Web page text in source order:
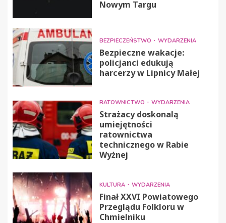
Nowym Targu
BEZPIECZEŃSTWO WYDARZENIA
Bezpieczne wakacje:
policjanci edukują
harcerzy w Lipnicy Małej
RATOWNICTWO WYDARZENIA
Strażacy doskonalą
umiejętności
ratownictwa
technicznego w Rabie
Wyżnej
KULTURA WYDARZENIA
Finał XXVI Powiatowego
Przeglądu Folkloru w
Chmielniku